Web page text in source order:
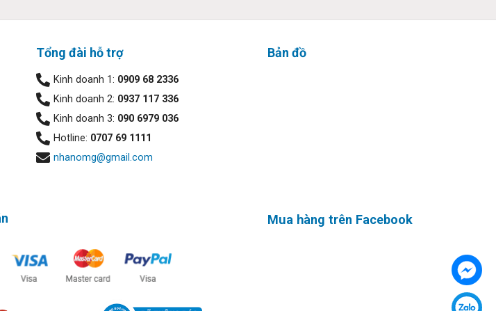
Tổng đài hỗ trợ
Kinh doanh 1: 0909 68 2336
Kinh doanh 2: 0937 117 336
Kinh doanh 3: 090 6979 036
Hotline: 0707 69 1111
nhanomg@gmail.com
Bản đồ
Mua hàng trên Facebook